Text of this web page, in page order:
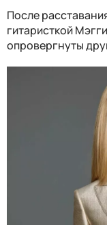
После
гитаристкой
опровергнуты